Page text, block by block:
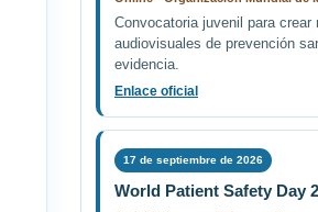
Convocatoria juvenil para crear
audiovisuales de prevención
evidencia.
Enlace oficial
17 de septiembre de 2026
World Patient Safety Day